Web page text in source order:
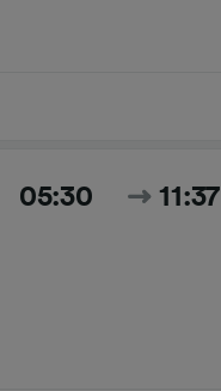
05:30 11:37